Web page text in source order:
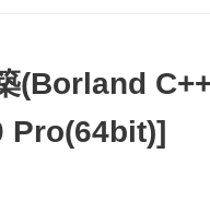
(Borland
Pro(64bit)]